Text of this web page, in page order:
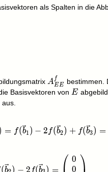
als Spalten in die
& 0 & 0\\0 & 0 &
A_{EE}^f
AEE
f
bestimmen.
Basisvektoren vonE
E
aus.
2\vec b_2+\vec
) = f(b1 ) − 2f(b2 ) + f(b3 ) =
2\vec b_3)=f(\vec
(b ) − 2 f(b ) = ⎛ 0
0 ⎞